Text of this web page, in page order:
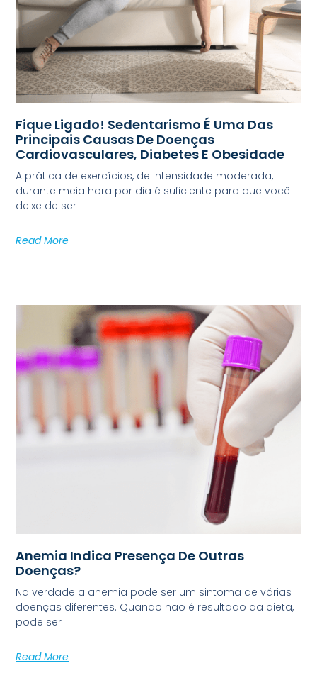
Fique Ligado! Sedentarismo É Uma Das
Principais Causas De Doenças
Cardiovasculares, Diabetes E Obesidade
A prática de exercícios, de intensidade moderada,
durante meia hora por dia é suficiente para que você
deixe de ser
Read More
Anemia Indica Presença De Outras
Doenças?
Na verdade a anemia pode ser um sintoma de várias
doenças diferentes. Quando não é resultado da dieta,
pode ser
Read More